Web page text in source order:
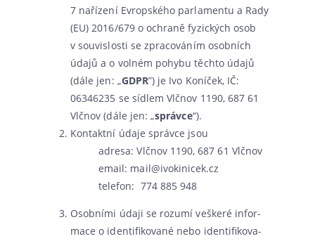
7 naří­ze­ní Evropského par­la­men­tu a Rady
(EU) 2016/679 o ochra­ně fyzic­kých osob
v sou­vis­los­ti se zpra­co­vá­ním osob­ních
úda­jů a o vol­ném pohy­bu těch­to úda­jů
(dále jen: „GDPR”) je Ivo Koníček, IČ:
06346235 se síd­lem Vlčnov 1190, 687 61
Vlčnov (dále jen: „správ­ce“).
Kontaktní úda­je správ­ce jsou
adre­sa: Vlčnov 1190, 687 61 Vlčnov
email: mail@ivokinicek.cz
tele­fon: 774 885 948
Osobními úda­ji se rozu­mí veš­ke­ré infor­
ma­ce o iden­ti­fi­ko­va­né nebo iden­ti­fi­ko­va­